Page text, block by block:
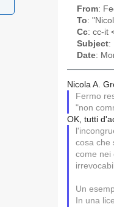
From:
To:
Cc: cc-it
Subject:
Date:
Nicola A.
Fermo
"non
OK, tutti
cosa che
come nei
Un
In una